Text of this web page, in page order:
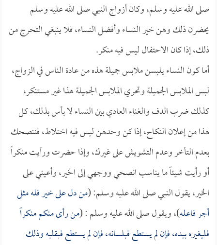
صلى الله عليه وسلم، وكان أزواج النبي صلى الله عليه وسلم
يحضرن ذلك وهن خير النساء وأفضل النساء، فلا ينبغي التحرج من
ذلك، إذا كان الاحتفال ليس فيه منكر.
أما كون النساء يلبسن ملابس جميلة هذه من عادة الناس في الزواج،
لبس الملابس الجميلة وتحري الملابس الجميلة هذا غير مستنكر،
كذلك ضرب الدف والغناء العادي بين النساء لا بأس بذلك، كل
هذا من إعلان النكاح، إذا كن وحدهن ليس فيه اختلاط، فننصحك
بعدم التأخر وعدم التشويش على غيرك، وإذا حضرت ورأيت منكراً
أو رأيت شيئاً ما يناسب انصحي ووجهي إلى الخير، وأعيني على
الخير، يقول النبي صلى الله عليه وسلم: (من دل على خير فله مثل
أجر فاعله)، ويقول صلى الله عليه وسلم : (من رأى منكم منكراً
فليغيره بيده، فإن لم يستطع فبلسانه، فإن لم يستطع فبقلبه وذلك